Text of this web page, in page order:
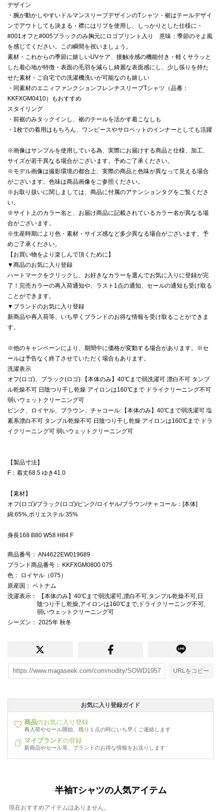
デザイン
・腕が動かしやすいドルマンスリーブデザインのTシャツ・裾はテールデザイ
ンでアウトしても決まる・襟にはリブを使用し、しっかりとした仕様に・
#001オフと#005ブラックのみ胸元にロゴプリント入り 意味：季節のそよ風
を感じてください。この瞬間を祝いましょう。
素材・これからの季節に嬉しいUVケア、接触冷感の機能付き・軽くサラッと
した着心地が特徴・表面の毛羽を減らし綺麗な表面感にし、少し張りを持た
せた素材・ご自宅での洗濯機洗いが可能なのも嬉しい
・同素材のエニィファンクションフレンチスリーブTシャツ（品番：
KKFXGM0410）もおすすめ
スタイリング
・前裾のみタックインし、裾のテールを活かす着こなしも
・1枚での着用はもちろん、ワンピースやサロペットのインナーとしても活躍
※画像はサンプルを使用している為、実際にお届けする商品と仕様、加工、
サイズが若干異なる場合がございます。予めご了承ください。
※モデル画像は撮影環境の都合上、実際の商品と色味が異なって見える場合
がございます。色味は商品画像をご参照ください。
※お取り扱いに関しましては、商品に付属のアテンションタグをご覧くださ
い。
※サイト上のカラー名と、お届け商品に記載されているカラー名が異なる場
合がございます。
※生産時期により色・素材・サイズ感など多少異なる場合がございます。予
めご了承ください。
【お買い物をより楽しんで頂くために】
▼商品のお気に入り登録
ハートマークをクリックし、お好きなカラーを選んでお気に入りに登録が完
了！完売カラーの再入荷通知や、ラスト1点の通知、セールの通知も受け取る
ことができます。
▼ブランドのお気に入り登録
新商品や再入荷等、いち早くブランドのお得な情報を受け取ることができま
す。
※他のキャンペーンにより、期間中に価格が変動する場合があります。※セ
ールは予告なく終了させていただく場合もあります。
洗濯表示
オフ(ロゴ)、ブラック(ロゴ):【本体のみ】40℃まで弱洗濯可 漂白不可 タンブ
ル乾燥不可 日陰つり干し乾燥 アイロンは160℃まで ドライクリーニング不可
弱いウェットクリーニング可
ピンク、ロイヤル、ブラウン、チャコール:【本体のみ】40℃まで弱洗濯可 塩
素系漂白不可 タンブル乾燥不可 日陰つり干し乾燥 アイロンは160℃まで ドラ
イクリーニング可 弱いウェットクリーニング可
【製品寸法】
F：着丈68.5 ゆき41.0
【素材】
オフ(ロゴ)/ブラック(ロゴ)/ピンク/ロイヤル/ブラウン/チャコール：[本体]
綿:65%,ポリエステル:35%
身長168 B80 W58 H84 F
商品番号 ： AN4622EW019689
ブランド商品番号 ： KKFXGM0800 075
色 ： ロイヤル（075）
原産国 ： ベトナム
洗濯表示 ： 【本体のみ】40℃まで弱洗濯可,漂白不可,タンブル乾燥不可,日
陰つり干し乾燥,アイロンは160℃まで,ドライクリーニング不可,
弱いウェットクリーニング可
シーズン ： 2025年 秋冬
URLをコピー
お気に入り登録ガイド
商品のお気に入り登録
再入荷やセール開始、残り１点の時にいち早くご連絡します
マイブランドの登録
新商品やセール等、ブランドのお得な情報をお送りします
半袖Tシャツの人気アイテム
現在おすすめアイテムはありません。